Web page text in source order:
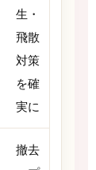
生・
飛散
対策
を確
実に
撤去